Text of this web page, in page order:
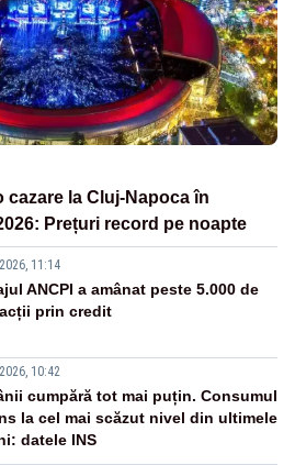
cazare la Cluj-Napoca în
Prețuri record pe noapte
11:14
ANCPI a amânat peste 5.000 de
prin credit
10:42
cumpără tot mai puțin. Consumul
la cel mai scăzut nivel din ultimele
datele INS